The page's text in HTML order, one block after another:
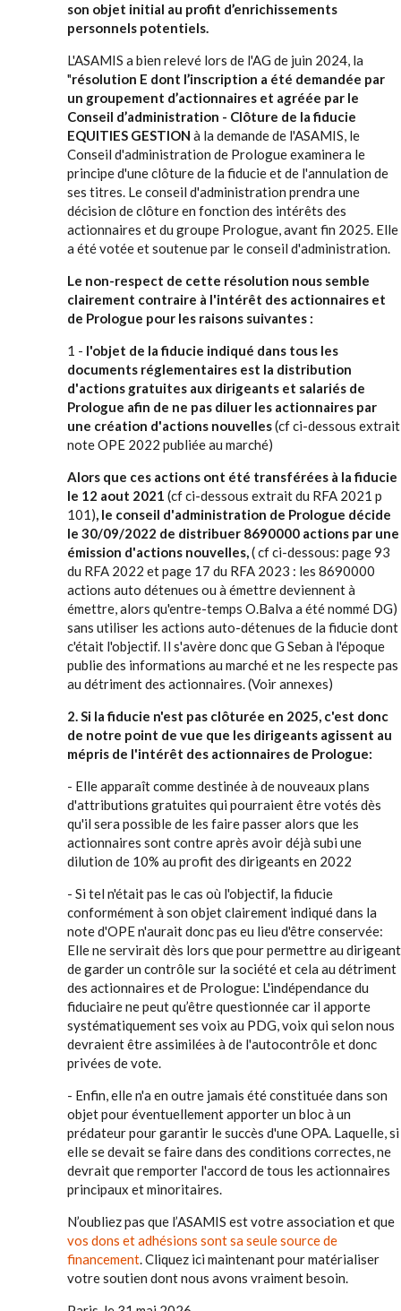
son objet initial au profit d’enrichissements
personnels potentiels.
L'ASAMIS a bien relevé lors de l'AG de juin 2024, la
"résolution E dont l’inscription a été demandée par
un groupement d’actionnaires et agréée par le
Conseil d’administration - Clôture de la fiducie
EQUITIES GESTION à la demande de l'ASAMIS, le
Conseil d'administration de Prologue examinera le
principe d'une clôture de la fiducie et de l'annulation de
ses titres. Le conseil d'administration prendra une
décision de clôture en fonction des intérêts des
actionnaires et du groupe Prologue, avant fin 2025. Elle
a été votée et soutenue par le conseil d'administration.
Le non-respect de cette résolution nous semble
clairement contraire à l'intérêt des actionnaires et
de Prologue pour les raisons suivantes :
1 - l'objet de la fiducie indiqué dans tous les
documents réglementaires est la distribution
d'actions gratuites aux dirigeants et salariés de
Prologue afin de ne pas diluer les actionnaires par
une création d'actions nouvelles(cf ci-dessous extrait
note OPE 2022 publiée au marché)
Alors que ces actions ont été transférées à la fiducie
le 12 aout 2021 (cf ci-dessous extrait du RFA 2021 p
101), le conseil d'administration de Prologue décide
le 30/09/2022 de distribuer 8690000 actions par une
émission d'actions nouvelles,( cf ci-dessous: page 93
du RFA 2022 et page 17 du RFA 2023 : les 8690000
actions auto détenues ou à émettre deviennent à
émettre, alors qu'entre-temps O.Balva a été nommé DG)
sans utiliser les actions auto-détenues de la fiducie dont
c'était l'objectif. Il s'avère donc que G Seban à l'époque
publie des informations au marché et ne les respecte pas
au détriment des actionnaires. (Voir annexes)
2. Si la fiducie n'est pas clôturée en 2025, c'est donc
de notre point de vue que les dirigeants agissent au
mépris de l'intérêt des actionnaires de Prologue:
- Elle apparaît comme destinée à de nouveaux plans
d'attributions gratuites qui pourraient être votés dès
qu'il sera possible de les faire passer alors que les
actionnaires sont contre après avoir déjà subi une
dilution de 10% au profit des dirigeants en 2022
- Si tel n'était pas le cas où l'objectif, la fiducie
conformément à son objet clairement indiqué dans la
note d'OPE n'aurait donc pas eu lieu d'être conservée:
Elle ne servirait dès lors que pour permettre au dirigeant
de garder un contrôle sur la société et cela au détriment
des actionnaires et de Prologue: L'indépendance du
fiduciaire ne peut qu’être questionnée car il apporte
systématiquement ses voix au PDG, voix qui selon nous
devraient être assimilées à de l'autocontrôle et donc
privées de vote.
- Enfin, elle n'a en outre jamais été constituée dans son
objet pour éventuellement apporter un bloc à un
prédateur pour garantir le succès d'une OPA. Laquelle, si
elle se devait se faire dans des conditions correctes, ne
devrait que remporter l'accord de tous les actionnaires
principaux et minoritaires.
N’oubliez pas que l’ASAMIS est votre association et que
vos dons et adhésions sont sa seule source de
financement. Cliquez ici maintenant pour matérialiser
votre soutien dont nous avons vraiment besoin.